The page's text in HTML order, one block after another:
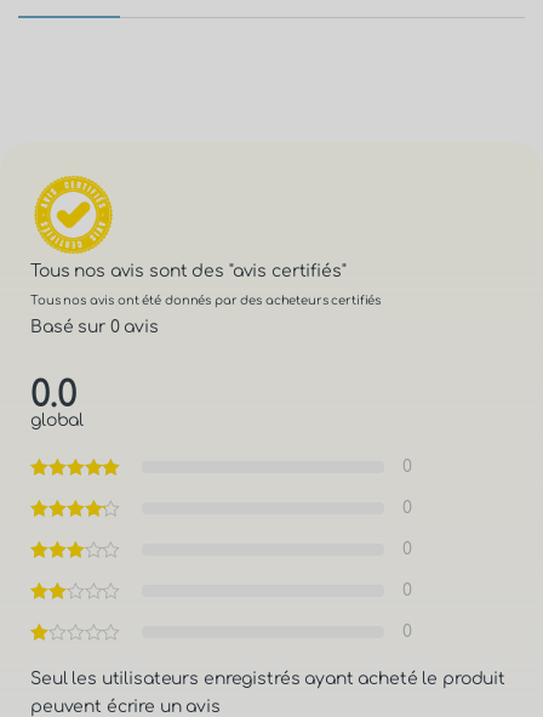
Tous nos avis sont des "avis certifiés"
Tous nos avis ont été donnés par des acheteurs certifiés
Basé sur 0 avis
0.0
global
0
0
0
0
0
Seul les utilisateurs enregistrés ayant acheté le produit
peuvent écrire un avis